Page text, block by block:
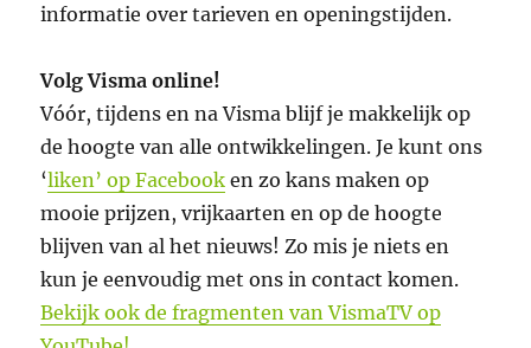
informatie over tarieven en openingstijden.
Volg Visma online!
Vóór, tijdens en na Visma blijf je makkelijk op
de hoogte van alle ontwikkelingen. Je kunt ons
‘liken’ op Facebook en zo kans maken op
mooie prijzen, vrijkaarten en op de hoogte
blijven van al het nieuws! Zo mis je niets en
kun je eenvoudig met ons in contact komen.
Bekijk ook de fragmenten van VismaTV op